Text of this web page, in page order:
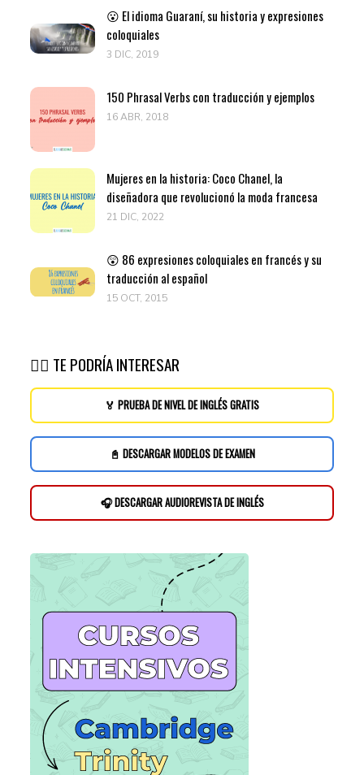
😮 El idioma Guaraní, su historia y expresiones
coloquiales
3 DIC, 2019
150 Phrasal Verbs con traducción y ejemplos
16 ABR, 2018
Mujeres en la historia: Coco Chanel, la
diseñadora que revolucionó la moda francesa
21 DIC, 2022
😲 86 expresiones coloquiales en francés y su
traducción al español
15 OCT, 2015
👉🏽 TE PODRÍA INTERESAR
🏅 PRUEBA DE NIVEL DE INGLÉS GRATIS
📓 DESCARGAR MODELOS DE EXAMEN
🎧 DESCARGAR AUDIOREVISTA DE INGLÉS